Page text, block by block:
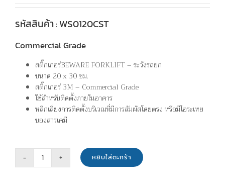
รหัสสินค้า : WS0120CST
Commercial Grade
สติ๊กเกอร์BEWARE FORKLIFT – ระวังรถยก
ขนาด 20 x 30 ซม.
สติ๊กเกอร์ 3M – Commercial Grade
ใช้สำหรับติดตั้งภายในอาคาร
หลีกเลี่ยงการติดตั้งบริเวณที่มีการสัมผัสโดยตรง หรือมีไอระเหย
ของสารเคมี
จำนวน
หยิบใส่ตะกร้า